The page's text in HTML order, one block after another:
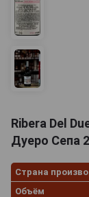
Ribera Del
Дуеро Сепа
Страна
Объём